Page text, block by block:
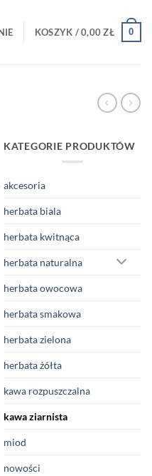
KOSZYK /0,00ZŁ 0
KATEGORIE PRODUKTÓW
akcesoria
herbata biala
herbata kwitnąca
herbata naturalna
herbata owocowa
herbata smakowa
herbata zielona
herbata żółta
kawa rozpuszczalna
kawa ziarnista
miod
nowości